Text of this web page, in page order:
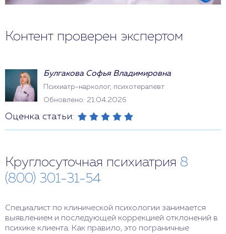
Контент проверен экспертом
Булгакова Софья Владимировна
Психиатр-нарколог, психотерапевт
Обновлено: 21.04.2026
Оценка статьи:
Круглосуточная психиатрия 8
(800) 301-31-54
Специалист по клинической психологии занимается
выявлением и последующей коррекцией отклонений в
психике клиента. Как правило, это пограничные